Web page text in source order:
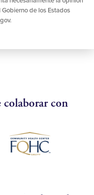
de los Estados
colaborar con